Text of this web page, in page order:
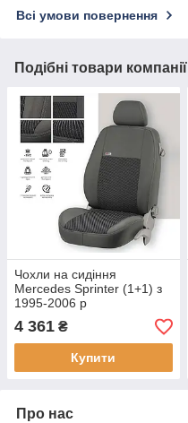
Всі умови повернення
Подібні товари компанії
Чохли на сидіння
Mercedes Sprinter (1+1) з
1995-2006 р
4 361 ₴
Купити
Про нас